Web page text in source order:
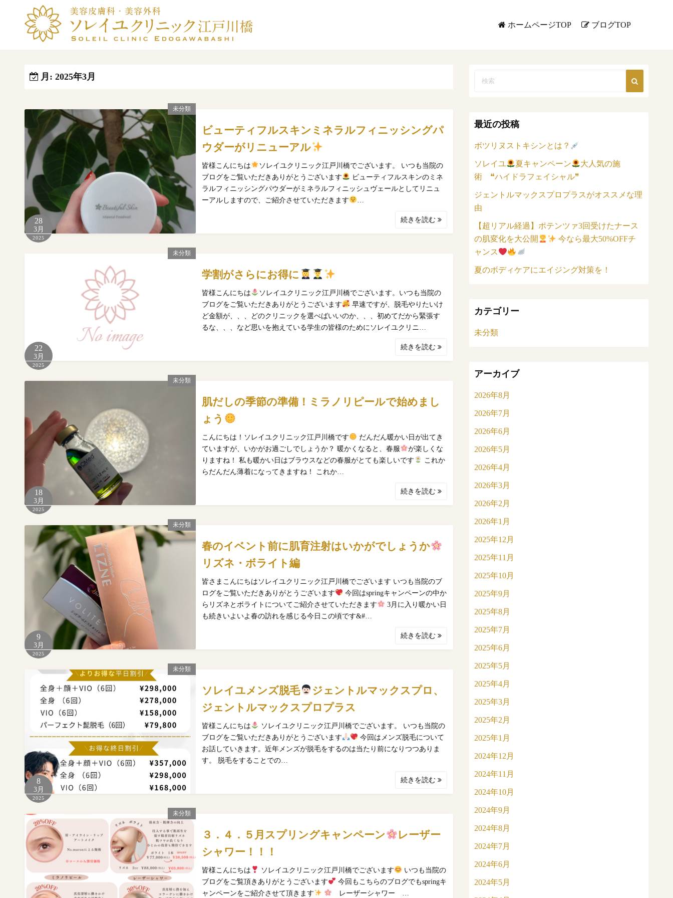
ホームページTOP ブログTOP
月: 2025年3月
未分類
28
3月
2025
ビューティフルスキンミネラルフィニッシングパ
ウダーがリニューアル
皆様こんにちは
ソレイユクリニック江戸川橋でございます。 いつも当院の
ブログをご覧いただきありがとうございます
ビューティフルスキンのミネ
ラルフィニッシングパウダーがミネラルフィニッシュヴェールとしてリニュ
ーアルしますので、ご紹介させていただきます
…
続きを読む
未分類
22
3月
2025
学割がさらにお得に
皆様こんにちは
ソレイユクリニック江戸川橋でございます。いつも当院の
ブログをご覧いただきありがとうございます
早速ですが、脱毛やりたいけ
ど金額が、、、どのクリニックを選べばいいのか、、、初めてだから緊張す
るな、、、など思いを抱えている学生の皆様のためにソレイユクリニ…
続きを読む
未分類
18
3月
2025
肌だしの季節の準備！ミラノリピールで始めまし
ょう
こんにちは！ソレイユクリニック江戸川橋です
だんだん暖かい日が出てき
ていますが、いかがお過ごしでしょうか？ 暖かくなると、春服
が楽しくな
りますね！ 私も暖かい日はブラウスなどの春服がとても楽しいです
これか
らだんだん薄着になってきますね！ これか…
続きを読む
未分類
9
3月
2025
春のイベント前に肌育注射はいかがでしょうか
リズネ・ボライト編
皆さまこんにちはソレイユクリニック江戸川橋でございます いつも当院のブ
ログをご覧いただきありがとうございます
今回はspringキャンペーンの中か
らリズネとボライトについてご紹介させていただきます
3月に入り暖かい日
も続きいよいよ春の訪れを感じる今日この頃です&#…
続きを読む
未分類
8
3月
2025
ソレイユメンズ脱毛
ジェントルマックスプロ、
ジェントルマックスプロプラス
皆様こんにちは
ソレイユクリニック江戸川橋でございます。 いつも当院の
ブログをご覧いただきありがとうございます
今回はメンズ脱毛について
お話していきます。近年メンズが脱毛をするのは当たり前になりつつありま
す。 脱毛をすることでの…
続きを読む
未分類
３．４．５月スプリングキャンペーン
レーザー
シャワー！！！
皆様こんにちは ソレイユクリニック江戸川橋でございます
いつも当院の
ブログをご覧頂きありがとうございます
今回もこちらのブログでもspringキ
ャンペーンをご紹介させて頂きます
レーザーシャワー …
最近の投稿
ボツリヌストキシンとは？
ソレイユ 夏キャンペーン
大人気の施
術 ❝ハイドラフェイシャル❞
ジェントルマックスプロプラスがオススメな理
由
【超リアル経過】ポテンツァ3回受けたナース
の肌変化を大公開
今なら最大50%OFFチ
ャンス
夏のボディケアにエイジング対策を！
カテゴリー
未分類
アーカイブ
2026年8月
2026年7月
2026年6月
2026年5月
2026年4月
2026年3月
2026年2月
2026年1月
2025年12月
2025年11月
2025年10月
2025年9月
2025年8月
2025年7月
2025年6月
2025年5月
2025年4月
2025年3月
2025年2月
2025年1月
2024年12月
2024年11月
2024年10月
2024年9月
2024年8月
2024年7月
2024年6月
2024年5月